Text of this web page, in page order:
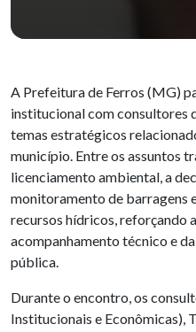
A Prefeitura de Ferros (MG)
institucional com consultores
temas estratégicos
município. Entre os assuntos
licenciamento ambiental, a
monitoramento de barragens
recursos hídricos, reforçando
acompanhamento técnico e
pública.
Durante o encontro, os
Institucionais e